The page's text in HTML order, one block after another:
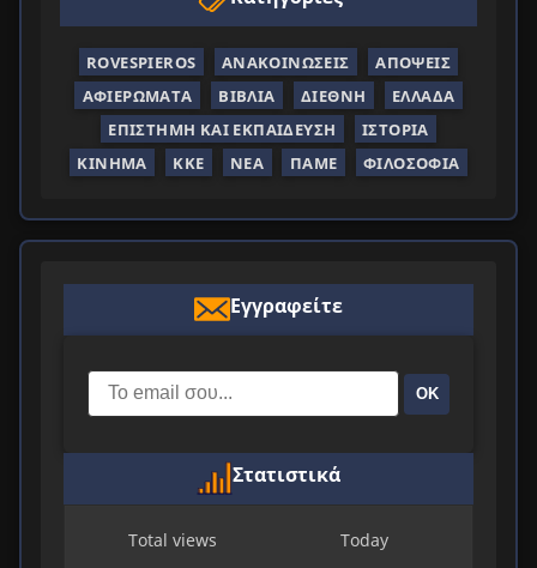
ROVESPIEROS ΑΝΑΚΟΙΝΏΣΕΙΣ
ΑΠΌΨΕΙΣ
ΑΦΙΕΡΏΜΑΤΑ
ΒΙΒΛΊΑ ΔΙΕΘΝΉ
ΕΛΛΆΔΑ
ΕΠΙΣΤΉΜΗ ΚΑΙ ΕΚΠΑΊΔΕΥΣΗ
ΙΣΤΟΡΊΑ
ΚΊΝΗΜΑ
ΚΚΕ ΝΈΑ ΠΑΜΕ ΦΙΛΟΣΟΦΊΑ
Εγγραφείτε
ΟΚ
Στατιστικά
Total views Today